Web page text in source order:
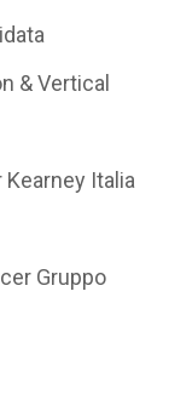
& Vertical
Kearney Italia
Gruppo